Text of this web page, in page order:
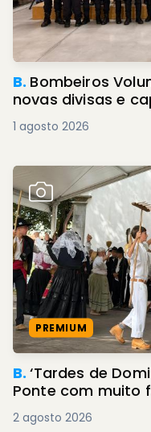
B. Bombeiros
novas divisas e
1 agosto 2026
PREMIUM
B.‘Tardes de
Ponte com muito
2 agosto 2026